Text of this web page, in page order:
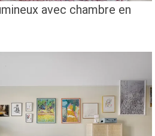
avec chambre en